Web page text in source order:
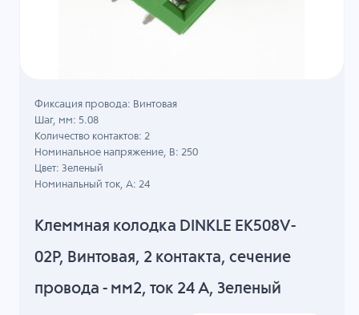
Клеммная колодка DINKLE EK508V-
02P, Винтовая, 2 контакта, сечение
провода - мм2, ток 24 A, Зеленый
Фиксация провода: Винтовая
Шаг, мм: 5.08
Количество контактов: 2
Номинальное напряжение, B: 250
Цвет: Зеленый
Номинальный ток, А: 24